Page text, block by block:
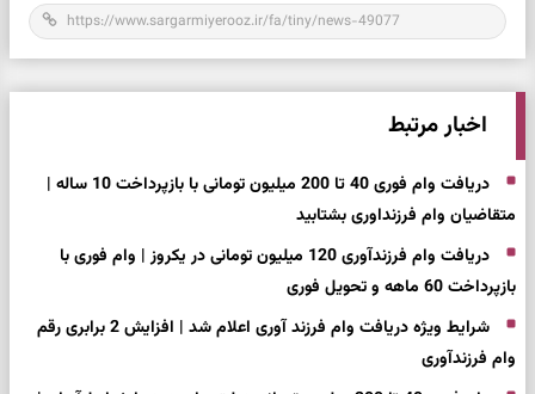
اخبار مرتبط
دریافت وام فوری 40 تا 200 میلیون تومانی با بازپرداخت 10 ساله |
متقاضیان وام فرزنداوری بشتابید
دریافت وام فرزندآوری 120 میلیون تومانی در یکروز | وام فوری با
بازپرداخت 60 ماهه و تحویل فوری
شرایط ویژه دریافت وام فرزند آوری اعلام شد | افزایش 2 برابری رقم
وام فرزندآوری